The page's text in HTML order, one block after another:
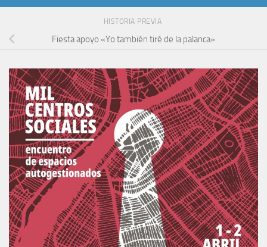
HISTORIA PREVIA
Fiesta apoyo «Yo también tiré de la palanca»